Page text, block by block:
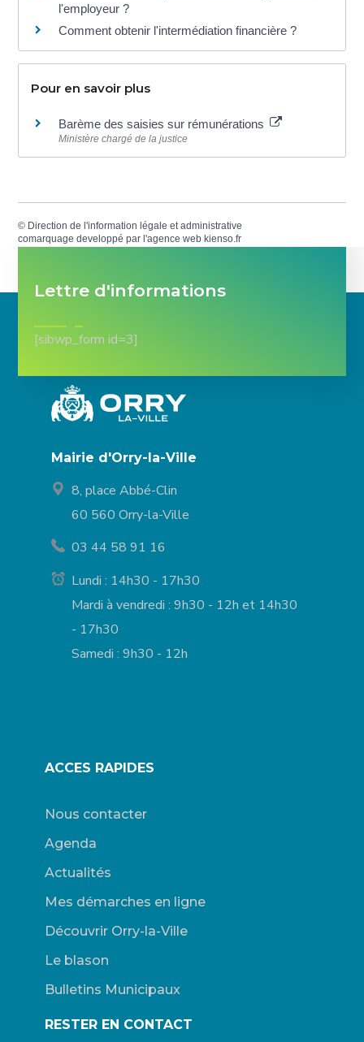
l'employeur ?
Comment obtenir l'intermédiation financière ?
Pour en savoir plus
Barème des saisies sur rémunérations
Ministère chargé de la justice
© Direction de l'information légale et administrative
comarquage developpé par l'agence web kienso.fr
Lettre d'informations
[sibwp_form id=3]
Mairie d'Orry-la-Ville
8, place Abbé-Clin
60 560 Orry-la-Ville
03 44 58 91 16
Lundi : 14h30 - 17h30
Mardi à vendredi : 9h30 - 12h et 14h30
- 17h30
Samedi : 9h30 - 12h
ACCES RAPIDES
Nous contacter
Agenda
Actualités
Mes démarches en ligne
Découvrir Orry-la-Ville
Le blason
Bulletins Municipaux
RESTER EN CONTACT